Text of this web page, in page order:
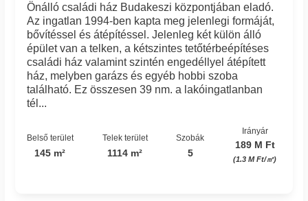
Önálló családi ház Budakeszi központjában eladó.
Az ingatlan 1994-ben kapta meg jelenlegi formáját,
bővítéssel és átépítéssel. Jelenleg két külön álló
épület van a telken, a kétszintes tetőtérbeépítéses
családi ház valamint szintén engedéllyel átépített
ház, melyben garázs és egyéb hobbi szoba
található. Ez összesen 39 nm. a lakóingatlanban
tél...
Belső terület
145 m²
Telek terület
1114 m²
Szobák
5
Irányár
189 M Ft
(1.3 M Ft/㎡)